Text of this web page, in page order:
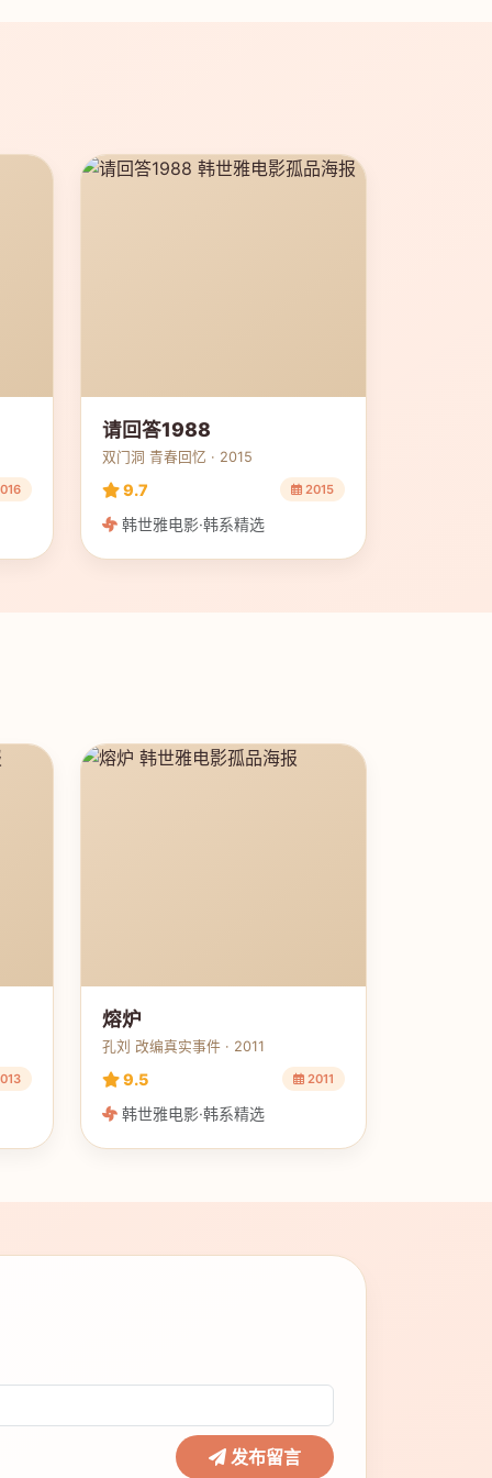
请回答1988
双门洞 青春回忆 · 2015
9.7 2015
韩世雅电影·韩系精选
熔炉
孔刘 改编真实事件 · 2011
9.5 2011
韩世雅电影·韩系精选
发布留言